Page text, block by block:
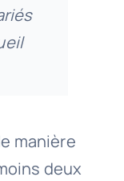
manière
deux